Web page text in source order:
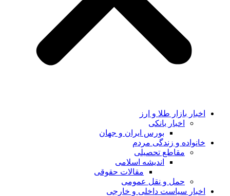
اخبار بازار طلا و ارز
اخبار بانکی
بورس ایران و جهان
خانواده و زندگی مردم
مقاطع تحصیلی
اندیشه اسلامی
مقالات حقوقی
حمل و نقل عمومی
اخبار سیاست داخلی و خارجی